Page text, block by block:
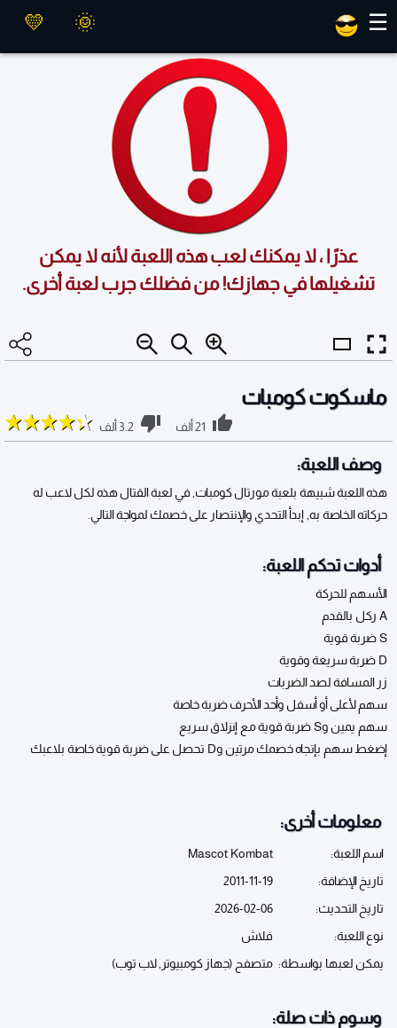
☰
عذرًا ، لا يمكنك لعب هذه اللعبة لأنه لا يمكن
تشغيلها في جهازك! من فضلك جرب لعبة أخرى.
ماسكوت كومبات
21 ألف 3.2 ألف
وصف اللعبة:
هذه اللعبة شبيهة بلعبة مورتال كومبات, في لعبة القتال هذه لكل لاعب له
حركاته الخاصة به, إبدأ التحدي والإنتصار على خصمك لمواجة التالي.
أدوات تحكم اللعبة:
الأسهم للحركة
A ركل بالقدم
S ضربة قوية
D ضربة سريعة وقوية
زر المسافة لصد الضربات
سهم لأعلى أو أسفل وأحد الأحرف ضربة خاصة
سهم يمين وS ضربة قوية مع إنزلاق سريع
إضغط سهم بإتجاه خصمك مرتين وD تحصل على ضربة قوية خاصة بلاعبك
معلومات أخرى:
اسم اللعبة:
Mascot Kombat
تاريخ الإضافة:
2011-11-19
تاريخ التحديث:
2026-02-06
نوع اللعبة:
فلاش
يمكن لعبها بواسطة: متصفح (جهاز كومبيوتر, لاب توب)
وسوم ذات صلة: